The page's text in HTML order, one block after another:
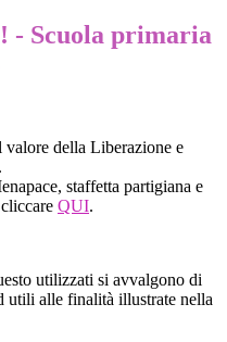
- Scuola primaria
valore della Liberazione e
staffetta partigiana e
QUI.
utilizzati si avvalgono di
utili alle finalità illustrate nella